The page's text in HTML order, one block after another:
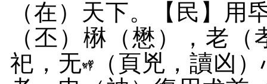
（在）天下。【民】用
（丕）楙（懋），老（
祀，无 （頁兇，讀凶